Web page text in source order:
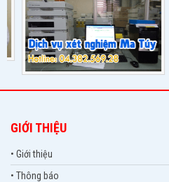
GIỚI THIỆU
• Giới thiệu
• Thông báo